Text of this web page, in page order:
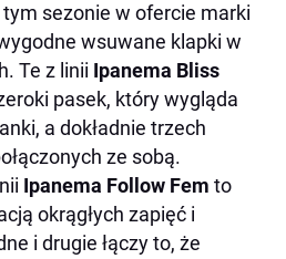
tym sezonie w ofercie marki
wsuwane klapki w
Te z linii Ipanema Bliss
pasek, który wygląda
a dokładnie trzech
ze sobą.
Ipanema Follow Fem to
okrągłych zapięć i
i drugie łączy to, że